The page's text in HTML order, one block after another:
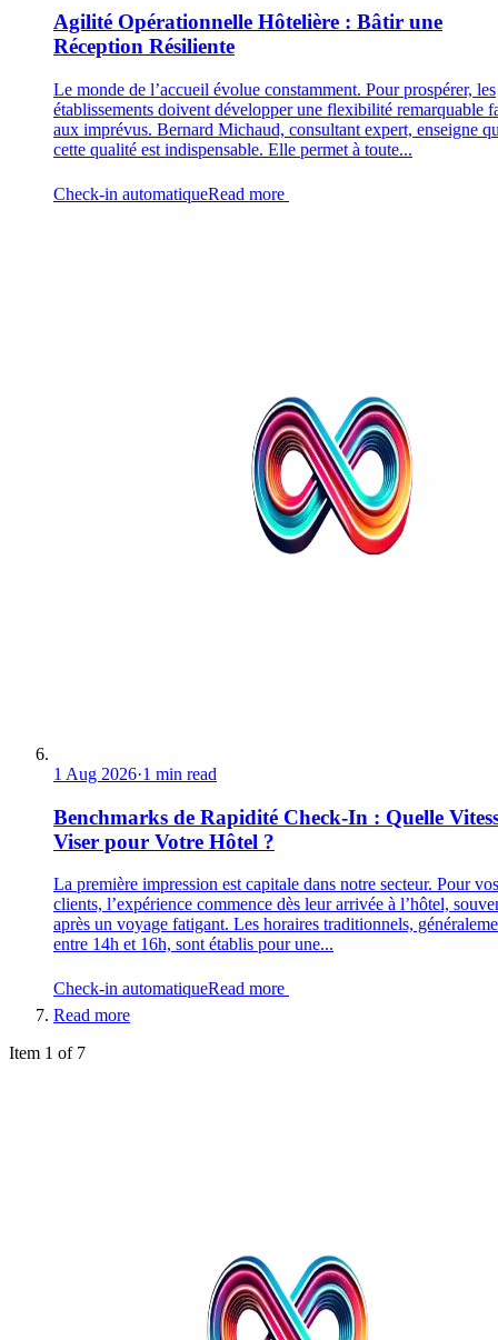
Agilité Opérationnelle Hôtelière : Bâtir une
Réception Résiliente
Le monde de l’accueil évolue constamment. Pour prospérer, les
établissements doivent développer une flexibilité remarquable
aux imprévus. Bernard Michaud, consultant expert, enseigne
cette qualité est indispensable. Elle permet à toute...
Check-in automatiqueRead more
1 Aug 2026·1 min read
Benchmarks de Rapidité Check-In : Quelle
Viser pour Votre Hôtel ?
La première impression est capitale dans notre secteur. Pour vos
clients, l’expérience commence dès leur arrivée à l’hôtel,
après un voyage fatigant. Les horaires traditionnels,
entre 14h et 16h, sont établis pour une...
Check-in automatiqueRead more
Read more
Item 1 of 7